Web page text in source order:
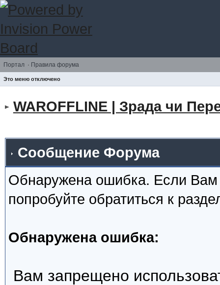
Портал · Правила форума
Это меню отключено
WAROFFLINE | Зрада чи
Сообщение Форума
Обнаружена ошибка. Если
попробуйте обратиться к
Обнаружена ошибка:
Вам запрещено